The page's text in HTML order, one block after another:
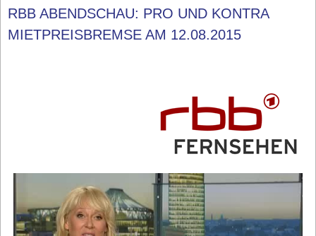
RBB ABENDSCHAU: PRO UND KONTRA
MIETPREISBREMSE AM 12.08.2015